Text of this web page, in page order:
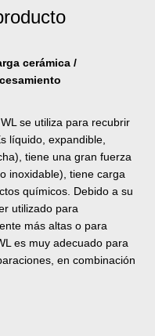
cerámica /
se utiliza para recubrir
líquido, expandible,
tiene una gran fuerza
inoxidable), tiene carga
químicos. Debido a su
utilizado para
más altas o para
es muy adecuado para
en combinación
y puede utilizarse como
El revestimiento